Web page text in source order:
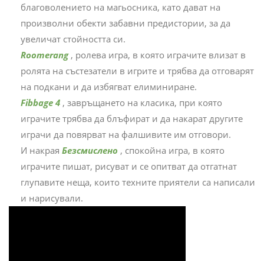
благоволението на магьосника, като дават на
произволни обекти забавни предистории, за да
увеличат стойността си.
Roomerang , ролева игра, в която играчите влизат в
ролята на състезатели в игрите и трябва да отговарят
на подкани и да избягват елиминиране.
Fibbage 4 , завръщането на класика, при която
играчите трябва да блъфират и да накарат другите
играчи да повярват на фалшивите им отговори.
И накрая Безсмислено , спокойна игра, в която
играчите пишат, рисуват и се опитват да отгатнат
глупавите неща, които техните приятели са написали
и нарисували.